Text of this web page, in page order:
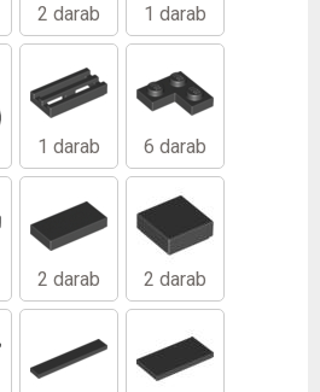
2 darab 1 darab
1 darab 6 darab
2 darab 2 darab